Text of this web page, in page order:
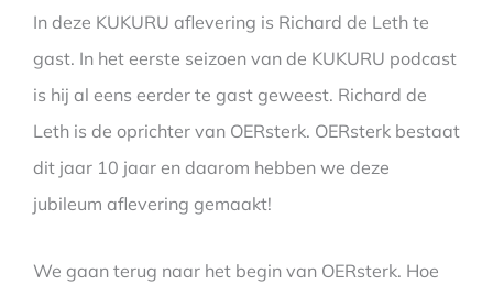
In deze KUKURU aflevering is Richard de Leth te
gast. In het eerste seizoen van de KUKURU podcast
is hij al eens eerder te gast geweest. Richard de
Leth is de oprichter van OERsterk. OERsterk bestaat
dit jaar 10 jaar en daarom hebben we deze
jubileum aflevering gemaakt!
We gaan terug naar het begin van OERsterk. Hoe